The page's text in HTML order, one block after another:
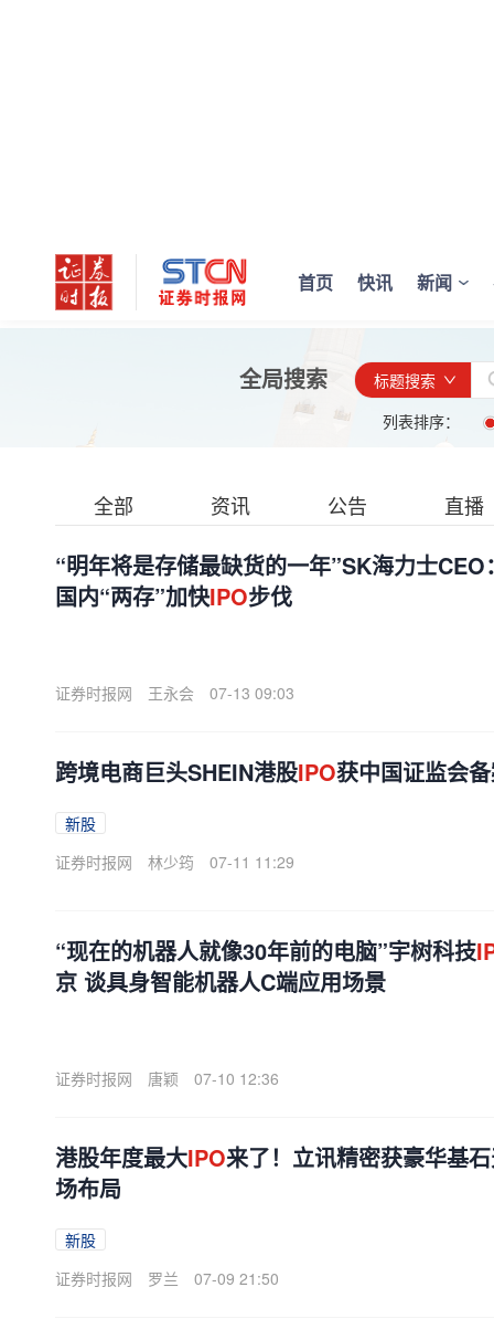
首页 快讯 新闻
全局搜索
标题搜索
列表排序：
全部 资讯 公告 直播
“明年将是存储最缺货的一年”SK海力士
国内“两存”加快IPO步伐
证券时报网 王永会 07-13 09:03
跨境电商巨头SHEIN港股IPO获中国证监会
新股
证券时报网
林少筠 07-11 11:29
“现在的机器人就像30年前的电脑”宇树科技
京 谈具身智能机器人C端应用场景
证券时报网 唐颖 07-10 12:36
港股年度最大IPO来了！立讯精密获豪华基
场布局
新股
证券时报网
罗兰 07-09 21:50